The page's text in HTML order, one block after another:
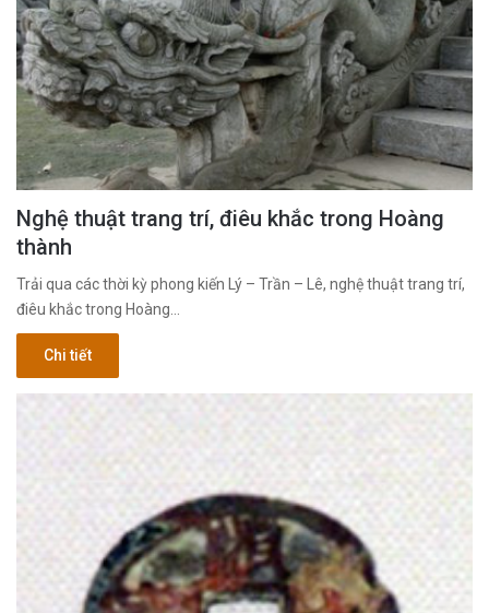
Nghệ thuật trang trí, điêu khắc trong Hoàng
thành
Trải qua các thời kỳ phong kiến Lý – Trần – Lê, nghệ thuật trang trí,
điêu khắc trong Hoàng…
Chi tiết